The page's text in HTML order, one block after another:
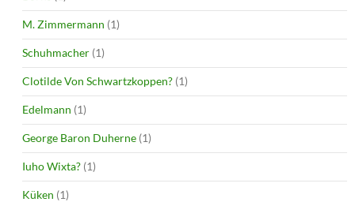
M. Zimmermann (1)
Schuhmacher (1)
Clotilde Von Schwartzkoppen? (1)
Edelmann (1)
George Baron Duherne (1)
Iuho Wixta? (1)
Küken (1)